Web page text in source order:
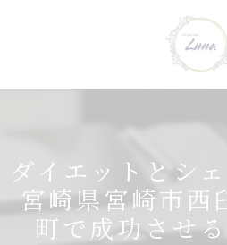
ダイエットとシ
宮崎県宮崎市西
町で成功させ